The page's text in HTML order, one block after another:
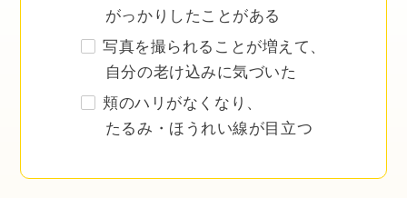
がっかりしたことがある
写真を撮られることが増えて、
自分の老け込みに気づいた
頬のハリがなくなり、
たるみ・ほうれい線が目立つ